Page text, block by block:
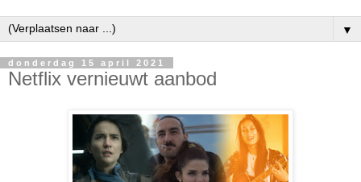
▼
donderdag 15 april 2021
Netflix vernieuwt aanbod